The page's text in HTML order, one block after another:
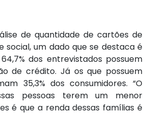
de quantidade de cartões de
social, um dado que se destaca é
dos entrevistados possuem
de crédito. Já os que possuem
35,3% dos consumidores. “O
pessoas terem um menor
é que a renda dessas famílias é